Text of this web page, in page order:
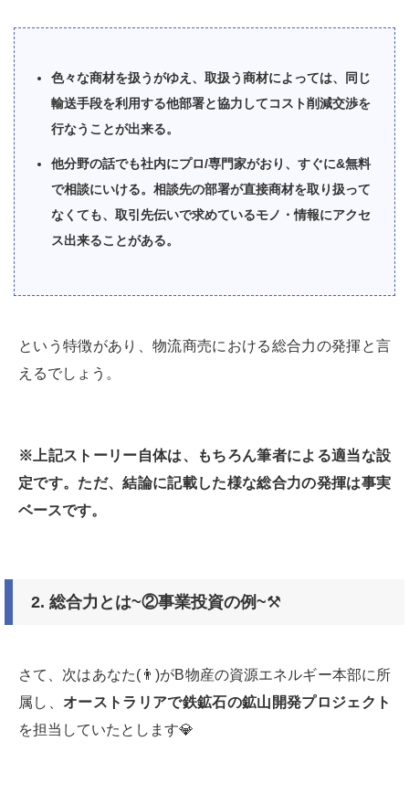
色々な商材を扱うがゆえ、取扱う商材によっては、同じ
輸送手段を利用する他部署と協力してコスト削減交渉を
行なうことが出来る。
他分野の話でも社内にプロ/専門家がおり、すぐに&無料
で相談にいける。相談先の部署が直接商材を取り扱って
なくても、取引先伝いで求めているモノ・情報にアクセ
ス出来ることがある。
という特徴があり、物流商売における総合力の発揮と言
えるでしょう。
※ 上記ストーリー自体は、もちろん筆者による適当な設
定です。ただ、結論に記載した様な総合力の発揮は事実
ベースです。
2. 総合力とは~②事業投資の例~⚒
さて、次はあなた(👨)がB物産の資源エネルギー本部に所
属し、 オーストラリアで鉄鉱石の鉱山開発プロジェクト
を担当していたとします💎